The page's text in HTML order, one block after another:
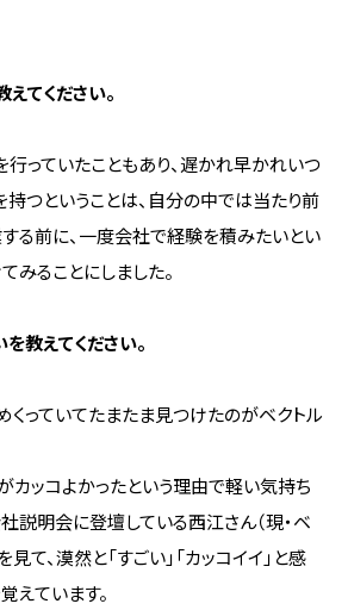
てください。
っていたこともあり、遅かれ早かれいつ
つということは、自分の中では当たり前
る前に、一度会社で経験を積みたいとい
みることにしました。
教えてください。
っていてたまたま見つけたのがベクトル
カッコよかったという理由で軽い気持ち
説明会に登壇している西江さん（現・ベ
て、漠然と「すごい」「カッコイイ」と感
えています。